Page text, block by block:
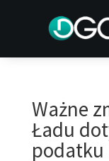
Ważne
Ładu
podatku